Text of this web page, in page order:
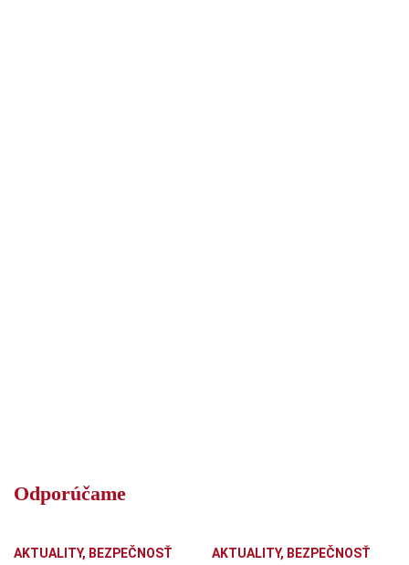
Odporúčame
AKTUALITY, BEZPEČNOSŤ AKTUALITY, BEZPEČNOSŤ